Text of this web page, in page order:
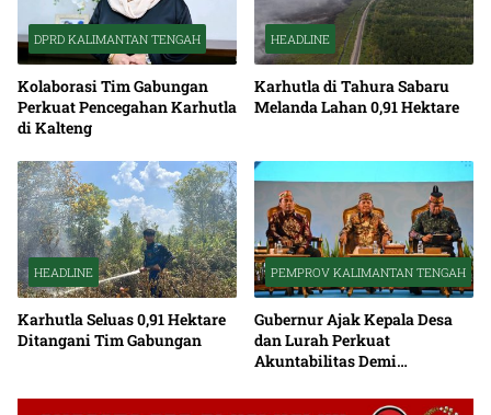
DPRD KALIMANTAN TENGAH
Kolaborasi Tim Gabungan
Perkuat Pencegahan Karhutla
di Kalteng
HEADLINE
Karhutla di Tahura Sabaru
Melanda Lahan 0,91 Hektare
HEADLINE
Karhutla Seluas 0,91 Hektare
Ditangani Tim Gabungan
PEMPROV KALIMANTAN TENGAH
Gubernur Ajak Kepala Desa
dan Lurah Perkuat
Akuntabilitas Demi
Kalteng